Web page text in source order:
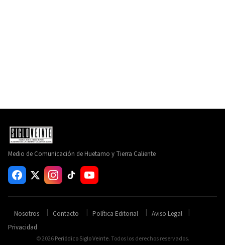
Medio de Comunicación de Huetamo y Tierra Caliente
Nosotros Contacto Política Editorial
Aviso Legal
Privacidad
© 2026Periódico Siglo Veinte. Todos los derechos reservados.